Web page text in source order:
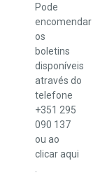
Pode
encomendar
os
boletins
disponíveis
através do
telefone
+351 295
090 137
ou ao
clicaraqui